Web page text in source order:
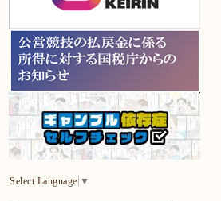
Select Language ▼